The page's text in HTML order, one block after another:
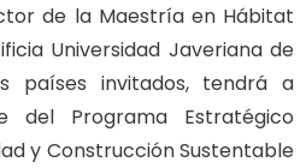
de la Maestría en Hábitat
Universidad Javeriana de
países invitados, tendrá a
del Programa Estratégico
y Construcción Sustentable